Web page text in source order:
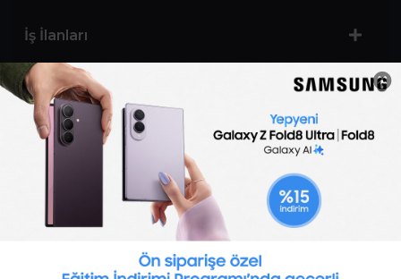
İş İlanları
Sertifika Programları
Yetenek Testleri